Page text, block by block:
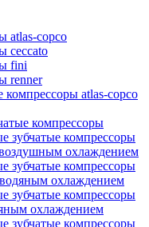
atlas-copco
ceccato
fini
renner
atlas-copco
компрессоры
зубчатые компрессоры
охлаждением
зубчатые компрессоры
охлаждением
зубчатые компрессоры
охлаждением
зубчатые компрессоры